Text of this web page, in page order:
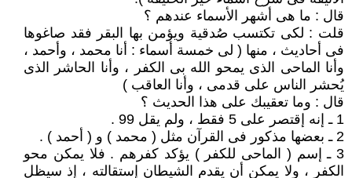
قال : ما هى أشهر الأسماء عندهم ؟
قلت : لكى تكتسب صُدقية ويؤمن بها البقر فقد صاغوها
فى أحاديث ، منها ( لى خمسة أسماء : أنا محمد ، وأحمد ،
وأنا الماحى الذى يمحو الله بى الكفر ، وأنا الحاشر الذى
يُحشر الناس على قدمى ، وأنا العاقب )
قال : وما تعقيبك على هذا الحديث ؟
1 ـ إنه إقتصر على 5 فقط ، ولم يقل 99 .
2 ـ بعضها مذكور فى القرآن مثل ( محمد ) و ( أحمد ) .
3 ـ إسم ( الماحى للكفر ) يؤكد كفرهم . فلا يمكن محو
الكفر ، ولا يمكن أن يقدم الشيطان إستقالته ، إذ سيظل